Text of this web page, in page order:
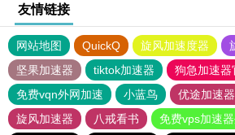
友情链接
网站地图 QuickQ 旋风加速度器
坚果加速器
tiktok加速器
狗急加速器
免费vqn外网加速
小蓝鸟 优途加速
旋风加速器
八戒看书
免费vps加速